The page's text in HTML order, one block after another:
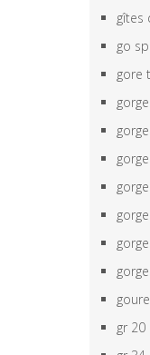
gîtes
go
gore
gr 20